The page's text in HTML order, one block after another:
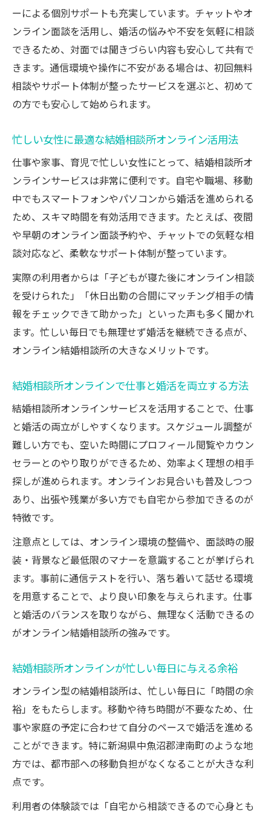
ーによる個別サポートも充実しています。チャットやオ
ンライン面談を活用し、婚活の悩みや不安を気軽に相談
できるため、対面では聞きづらい内容も安心して共有で
きます。通信環境や操作に不安がある場合は、初回無料
相談やサポート体制が整ったサービスを選ぶと、初めて
の方でも安心して始められます。
忙しい女性に最適な結婚相談所オンライン活用法
仕事や家事、育児で忙しい女性にとって、結婚相談所オ
ンラインサービスは非常に便利です。自宅や職場、移動
中でもスマートフォンやパソコンから婚活を進められる
ため、スキマ時間を有効活用できます。たとえば、夜間
や早朝のオンライン面談予約や、チャットでの気軽な相
談対応など、柔軟なサポート体制が整っています。
実際の利用者からは「子どもが寝た後にオンライン相談
を受けられた」「休日出勤の合間にマッチング相手の情
報をチェックできて助かった」といった声も多く聞かれ
ます。忙しい毎日でも無理せず婚活を継続できる点が、
オンライン結婚相談所の大きなメリットです。
結婚相談所オンラインで仕事と婚活を両立する方法
結婚相談所オンラインサービスを活用することで、仕事
と婚活の両立がしやすくなります。スケジュール調整が
難しい方でも、空いた時間にプロフィール閲覧やカウン
セラーとのやり取りができるため、効率よく理想の相手
探しが進められます。オンラインお見合いも普及しつつ
あり、出張や残業が多い方でも自宅から参加できるのが
特徴です。
注意点としては、オンライン環境の整備や、面談時の服
装・背景など最低限のマナーを意識することが挙げられ
ます。事前に通信テストを行い、落ち着いて話せる環境
を用意することで、より良い印象を与えられます。仕事
と婚活のバランスを取りながら、無理なく活動できるの
がオンライン結婚相談所の強みです。
結婚相談所オンラインが忙しい毎日に与える余裕
オンライン型の結婚相談所は、忙しい毎日に「時間の余
裕」をもたらします。移動や待ち時間が不要なため、仕
事や家庭の予定に合わせて自分のペースで婚活を進める
ことができます。特に新潟県中魚沼郡津南町のような地
方では、都市部への移動負担がなくなることが大きな利
点です。
利用者の体験談では「自宅から相談できるので心身とも